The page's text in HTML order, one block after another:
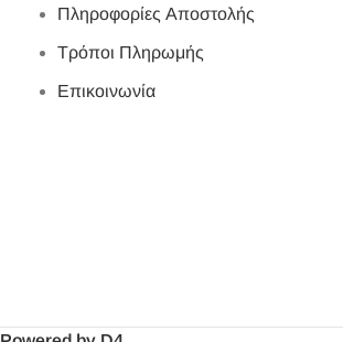
Πληροφορίες Αποστολής
Τρόποι Πληρωμής
Επικοινωνία